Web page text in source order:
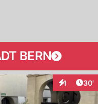
BERN
1 30'